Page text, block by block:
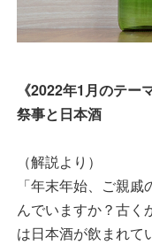
《2022年1月のテー
祭事と日本酒
（解説より）
「年末年始、ご親
んでいますか？古く
は日本酒が飲まれて